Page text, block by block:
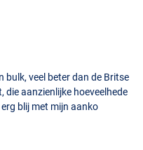
bulk, veel beter dan de Britse
die aanzienlijke hoeveelhede
blij met mijn aanko